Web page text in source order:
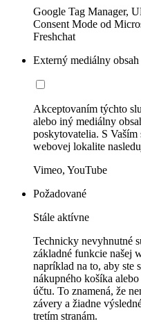
Google Tag Manager,
Consent Mode od
Freshchat
Externý mediálny obsah
Akceptovaním týchto
alebo iný mediálny
poskytovatelia. S
webovej lokalite
Vimeo, YouTube
Požadované
Stále aktívne
Technicky nevyhnutné
základné funkcie našej
napríklad na to, aby
nákupného košíka
účtu. To znamená, že
závery a žiadne
tretím stranám.